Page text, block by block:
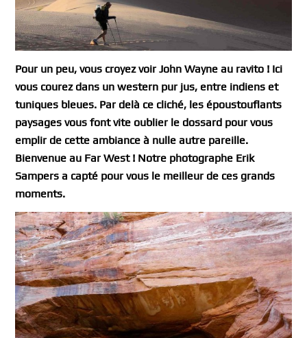
Pour un peu, vous croyez voir John Wayne au ravito ! Ici
vous courez dans un western pur jus, entre indiens et
tuniques bleues. Par delà ce cliché, les époustouflants
paysages vous font vite oublier le dossard pour vous
emplir de cette ambiance à nulle autre pareille.
Bienvenue au Far West ! Notre photographe Erik
Sampers a capté pour vous le meilleur de ces grands
moments.